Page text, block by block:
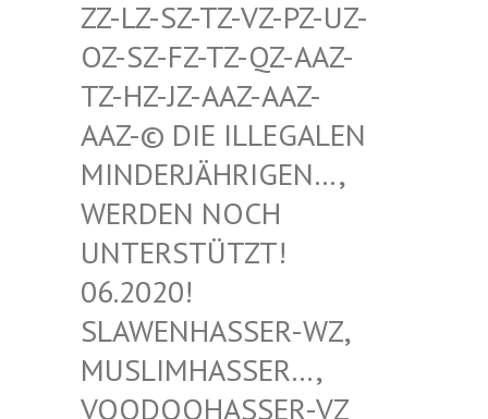
LZ-SZ-TZ-VZ-PZ-UZ-OZ-
SZ-FZ-TZ-QZ-AAZ-TZ-
HZ-JZ-AAZ-AAZ-AAZ
-© DIE ILLEGALEN MIN
DERJÄHRIGEN…, WER
DEN NOCH UNT
ERSTÜTZT! 06.
2020! SLA
WENHASSER-WZ, MUS
LIMHASSER…, VOO
DOOHASSER-VZ – N